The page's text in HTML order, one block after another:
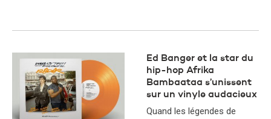
Ed Banger et la star du
hip-hop Afrika
Bambaataa s’unissent
sur un vinyle audacieux
Quand les légendes de